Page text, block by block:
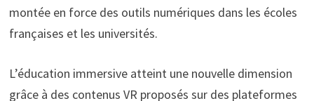
montée en force des outils numériques dans les écoles
françaises et les universités.
L’éducation immersive atteint une nouvelle dimension
grâce à des contenus VR proposés sur des plateformes